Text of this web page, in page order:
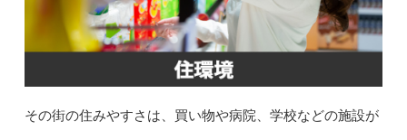
その街の住みやすさは、買い物や病院、学校などの施設が